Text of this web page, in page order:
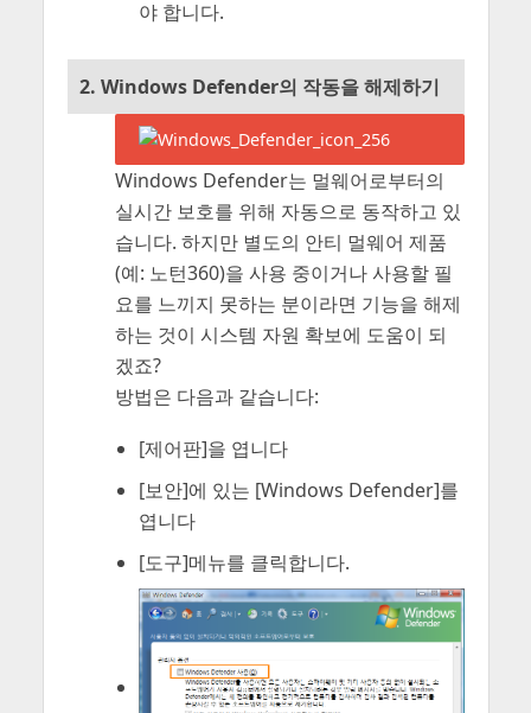
야 합니다.
2. Windows Defender의 작동을 해제하기
Windows Defender는 멀웨어로부터의
실시간 보호를 위해 자동으로 동작하고 있
습니다. 하지만 별도의 안티 멀웨어 제품
(예: 노턴360)을 사용 중이거나 사용할 필
요를 느끼지 못하는 분이라면 기능을 해제
하는 것이 시스템 자원 확보에 도움이 되
겠죠?
방법은 다음과 같습니다:
[제어판]을 엽니다
[보안]에 있는 [Windows Defender]를
엽니다
[도구]메뉴를 클릭합니다.